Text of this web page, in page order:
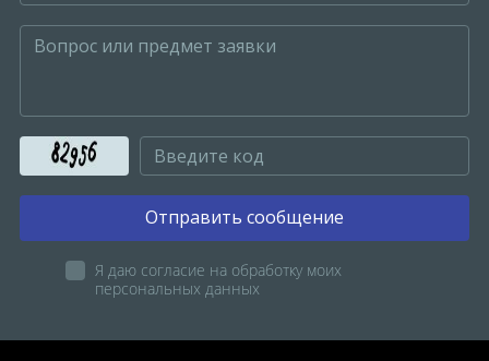
Отправить сообщение
Я даю согласие на обработку моих
персональных данных